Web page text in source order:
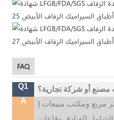
FAQ
Q1
مصنع أو شركة تجارية؟
A